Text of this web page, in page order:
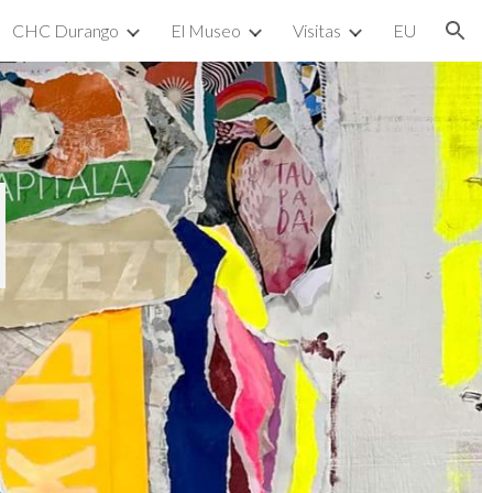
CHC Durango El Museo Visitas EU